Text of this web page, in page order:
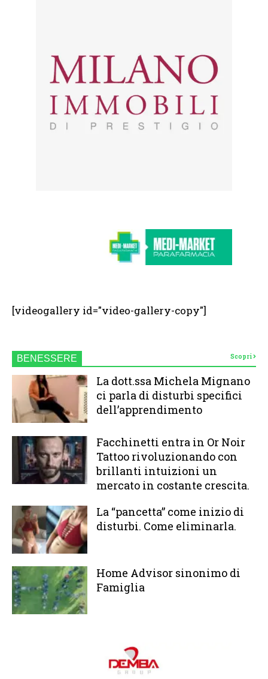
[videogallery id="video-gallery-copy"]
BENESSERE Scopri
La dott.ssa Michela Mignano
ci parla di disturbi specifici
dell’apprendimento
Facchinetti entra in Or Noir
Tattoo rivoluzionando con
brillanti intuizioni un
mercato in costante crescita.
La “pancetta” come inizio di
disturbi. Come eliminarla.
Home Advisor sinonimo di
Famiglia